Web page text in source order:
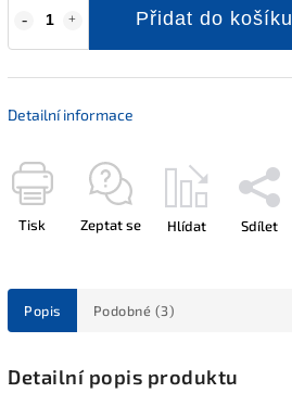
Přidat do košíku
Detailní informace
Tisk Zeptat se Hlídat Sdílet
Popis Podobné (3)
Detailní popis produktu